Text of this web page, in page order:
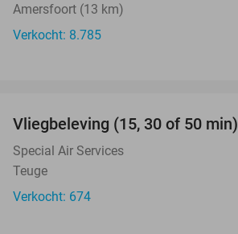
Amersfoort (13 km)
Verkocht: 8.785
Vliegbeleving (15, 30 of 50 min)
Special Air Services
Teuge
Verkocht: 674